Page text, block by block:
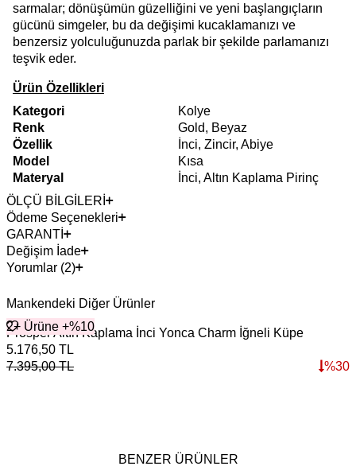
sarmalar; dönüşümün güzelliğini ve yeni başlangıçların
gücünü simgeler, bu da değişimi kucaklamanızı ve
benzersiz yolculuğunuzda parlak bir şekilde parlamanızı
teşvik eder.
Ürün Özellikleri
Kategori
Kolye
Renk
Gold, Beyaz
Özellik
İnci, Zincir, Abiye
Model
Kısa
Materyal
İnci, Altın Kaplama Pirinç
ÖLÇÜ BİLGİLERİ
Ödeme Seçenekleri
GARANTİ
Değişim İade
Yorumlar (2)
Mankendeki Diğer Ürünler
2+ Ürüne +%10
Prosper Altın Kaplama İnci Yonca Charm İğneli Küpe
5.176,50 TL
7.395,00TL %30
BENZER ÜRÜNLER